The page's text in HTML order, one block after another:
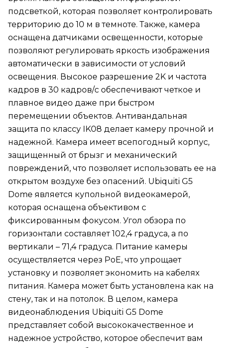
подсветкой, которая позволяет контролировать
территорию до 10 м в темноте. Также, камера
оснащена датчиками освещенности, которые
позволяют регулировать яркость изображения
автоматически в зависимости от условий
освещения. Высокое разрешение 2K и частота
кадров в 30 кадров/с обеспечивают четкое и
плавное видео даже при быстром
перемещении объектов. Антивандальная
защита по классу IK08 делает камеру прочной и
надежной. Камера имеет всепогодный корпус,
защищенный от брызг и механический
повреждений, что позволяет использовать ее на
открытом воздухе без опасений. Ubiquiti G5
Dome является купольной видеокамерой,
которая оснащена объективом с
фиксированным фокусом. Угол обзора по
горизонтали составляет 102,4 градуса, а по
вертикали – 71,4 градуса. Питание камеры
осуществляется через PoE, что упрощает
установку и позволяет экономить на кабелях
питания. Камера может быть установлена как на
стену, так и на потолок. В целом, камера
видеонаблюдения Ubiquiti G5 Dome
представляет собой высококачественное и
надежное устройство, которое обеспечит вам